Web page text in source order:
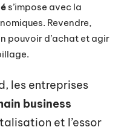
s’impose avec la
Revendre,
pouvoir d’achat et agir
les entreprises
business
et l’essor